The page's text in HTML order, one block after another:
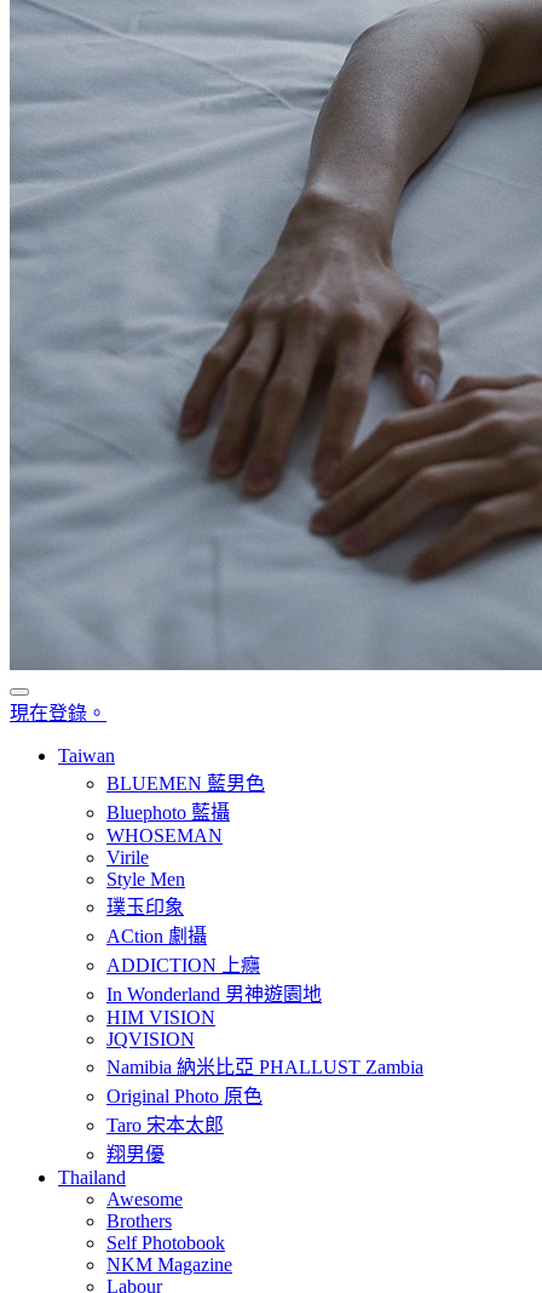
現在登錄。
Taiwan
BLUEMEN 藍男色
Bluephoto 藍攝
WHOSEMAN
Virile
Style Men
璞玉印象
ACtion 劇攝
ADDICTION 上癮
In Wonderland 男神遊園地
HIM VISION
JQVISION
Namibia 納米比亞 PHALLUST Zambia
Original Photo 原色
Taro 宋本太郎
翔男優
Thailand
Awesome
Brothers
Self Photobook
NKM Magazine
Labour